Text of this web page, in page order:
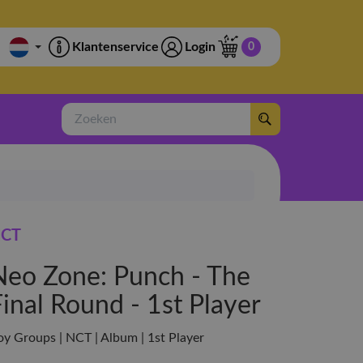
Klantenservice Login 0
Zoeken
Zone: Punch - The
Round - 1st Player
Groups | NCT | Album | 1st Player